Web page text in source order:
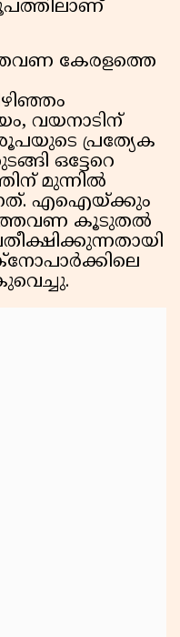
കേരളത്തെ
വയനാടിന്
പ്രത്യേക
ഒട്ടേറെ
മുന്നില്‍
എഐയ്ക്കും
ഇത്തവണ കൂടുതല്‍